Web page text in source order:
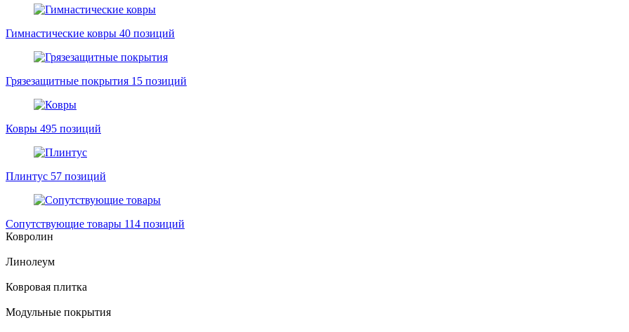
Гимнастические ковры 40 позиций
Грязезащитные покрытия 15 позиций
Ковры 495 позиций
Плинтус 57 позиций
Сопутствующие товары 114 позиций
Ковролин
Линолеум
Ковровая плитка
Модульные покрытия